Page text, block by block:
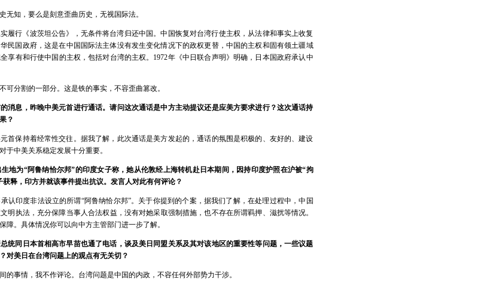
无知，要么是刻意歪曲历史，无视国际法。
履行《波茨坦公告》，无条件将台湾归还中国。中国恢复对台湾行使主权，从法律和事实上收复
民国政府，这是在中国国际法主体没有发生变化情况下的政权更替，中国的主权和固有领土疆域
享有和行使中国的主权，包括对台湾的主权。1972年《中日联合声明》明确，日本国政府承认中
可分割的一部分。这是铁的事实，不容歪曲篡改。
消息，昨晚中美元首进行通话。请问这次通话是中方主动提议还是应美方要求进行？这次通话持
？
首保持着经常性交往。据我了解，此次通话是美方发起的，通话的氛围是积极的、友好的、建设
于中美关系稳定发展十分重要。
地为“阿鲁纳恰尔邦”的印度女子称，她从伦敦经上海转机赴日本期间，因持印度护照在沪被“拘
释，印方并就该事件提出抗议。发言人对此有何评论？
认印度非法设立的所谓“阿鲁纳恰尔邦”。关于你提到的个案，据我们了解，在处理过程中，中国
明执法，充分保障当事人合法权益，没有对她采取强制措施，也不存在所谓羁押、滋扰等情况。
。具体情况你可以向中方主管部门进一步了解。
统同日本首相高市早苗也通了电话，谈及美日同盟关系及其对该地区的重要性等问题，一些议题
对美日在台湾问题上的观点有无关切？
的事情，我不作评论。台湾问题是中国的内政，不容任何外部势力干涉。